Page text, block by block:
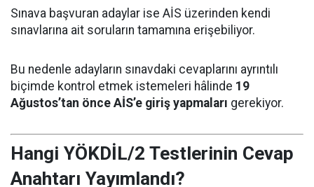
Sınava başvuran adaylar ise AİS üzerinden kendi
sınavlarına ait soruların tamamına erişebiliyor.
Bu nedenle adayların sınavdaki cevaplarını ayrıntılı
biçimde kontrol etmek istemeleri hâlinde 19
Ağustos’tan önce AİS’e giriş yapmaları gerekiyor.
Hangi YÖKDİL/2 Testlerinin Cevap
Anahtarı Yayımlandı?